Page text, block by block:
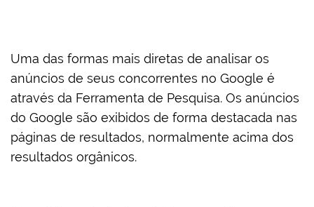
Uma das formas mais diretas de analisar os
anúncios de seus concorrentes no Google é
através da Ferramenta de Pesquisa. Os anúncios
do Google são exibidos de forma destacada nas
páginas de resultados, normalmente acima dos
resultados orgânicos.